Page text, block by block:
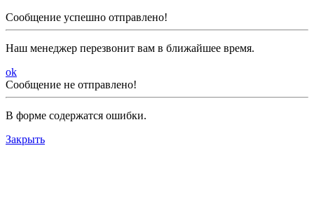
Сообщение успешно отправлено!
Наш менеджер перезвонит вам в ближайшее время.
ok
Сообщение не отправлено!
В форме содержатся ошибки.
Закрыть